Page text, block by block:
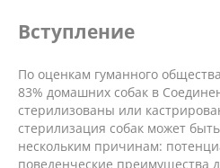
Вступление
По оценкам гуманного
83% домашних собак в
стерилизованы или
стерилизация собак может
нескольким причинам:
поведенческие преимущества